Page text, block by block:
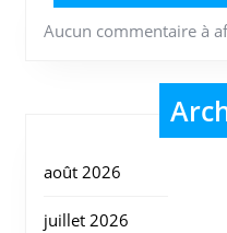
Aucun commentaire à
août 2026
juillet 2026